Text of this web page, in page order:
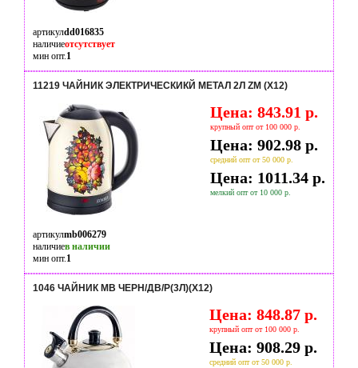
артикулdd016835
наличиеотсутствует
мин опт.1
11219 ЧАЙНИК ЭЛЕКТРИЧЕСКИКЙ МЕТАЛ 2Л ZM (Х12)
Цена: 843.91 р.
крупный опт от 100 000 р.
Цена: 902.98 р.
средний опт от 50 000 р.
Цена: 1011.34 р.
мелкий опт от 10 000 р.
артикулmb006279
наличиев наличии
мин опт.1
1046 ЧАЙНИК MB ЧЕРН/ДВ/Р(3Л)(Х12)
Цена: 848.87 р.
крупный опт от 100 000 р.
Цена: 908.29 р.
средний опт от 50 000 р.